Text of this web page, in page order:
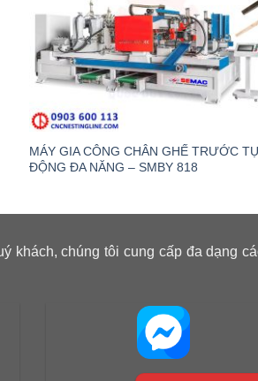
MÁY GIA CÔNG CHÂN GHẾ TRƯỚC
ĐỘNG ĐA NĂNG – SMBY 818
khách, chúng tôi cung cấp đa